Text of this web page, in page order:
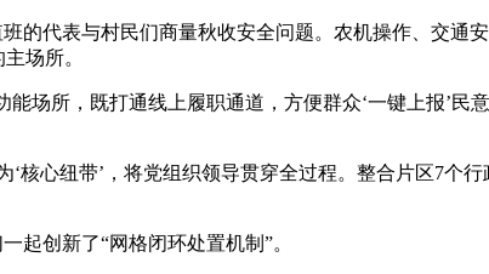
代表与村民们商量秋收安全问题。农机操作、交通
场所。
场所，既打通线上履职通道，方便群众‘一键上报’
心纽带’，将党组织领导贯穿全过程。整合片区7个
创新了“网格闭环处置机制”。